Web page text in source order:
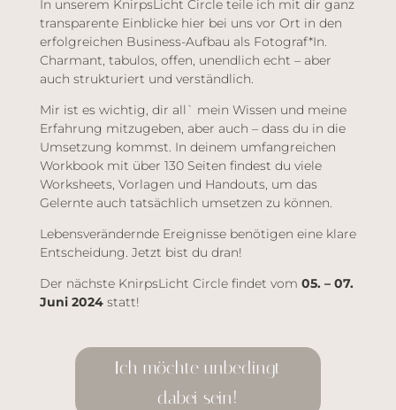
In unserem KnirpsLicht Circle teile ich mit dir ganz
transparente Einblicke hier bei uns vor Ort in den
erfolgreichen Business-Aufbau als Fotograf*In.
Charmant, tabulos, offen, unendlich echt – aber
auch strukturiert und verständlich.
Mir ist es wichtig, dir all` mein Wissen und meine
Erfahrung mitzugeben, aber auch – dass du in die
Umsetzung kommst. In deinem umfangreichen
Workbook mit über 130 Seiten findest du viele
Worksheets, Vorlagen und Handouts, um das
Gelernte auch tatsächlich umsetzen zu können.
Lebensverändernde Ereignisse benötigen eine klare
Entscheidung. Jetzt bist du dran!
Der nächste KnirpsLicht Circle findet vom 05. – 07.
Juni 2024statt!
Ich möchte unbedingt
dabei sein!